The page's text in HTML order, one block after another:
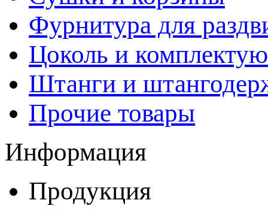
Фурнитура для
Цоколь и
Штанги и
Прочие товары
Информация
Продукция